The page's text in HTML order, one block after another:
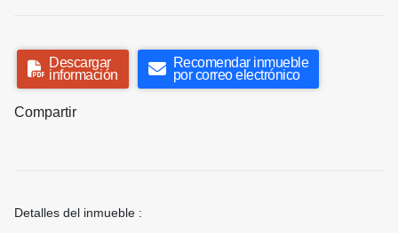
Descargar
información
Recomendar inmueble
por correo electrónico
Compartir
Detalles del inmueble :